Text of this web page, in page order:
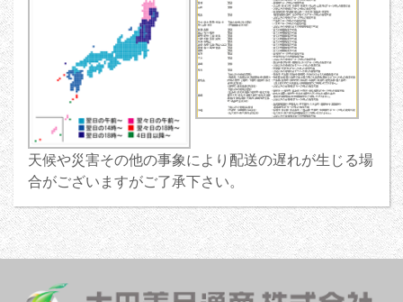
天候や災害その他の事象により配送の遅れが生じる場
合がございますがご了承下さい。